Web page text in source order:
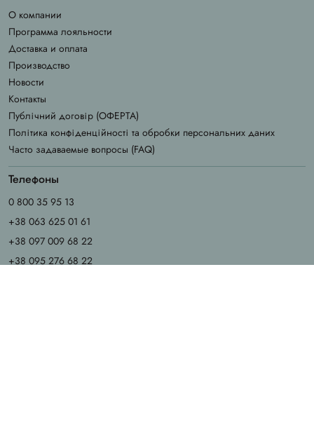
О компании
Программа лояльности
Доставка и оплата
Производство
Новости
Контакты
Публічний договір (ОФЕРТА)
Політика конфіденційності та обробки персональних даних
Часто задаваемые вопросы (FAQ)
Телефоны
0 800 35 95 13
+38 063 625 01 61
+38 097 009 68 22
+38 095 276 68 22